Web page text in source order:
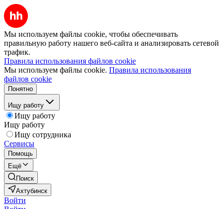
Мы используем файлы cookie, чтобы обеспечивать
правильную работу нашего веб-сайта и анализировать сетевой
трафик.
Правила использования файлов cookie
Мы используем файлы cookie. Правила использования
файлов cookie
Понятно
Ищу работу
Ищу работу
Ищу работу
Ищу сотрудника
Сервисы
Помощь
Ещё
Поиск
Ахтубинск
Войти